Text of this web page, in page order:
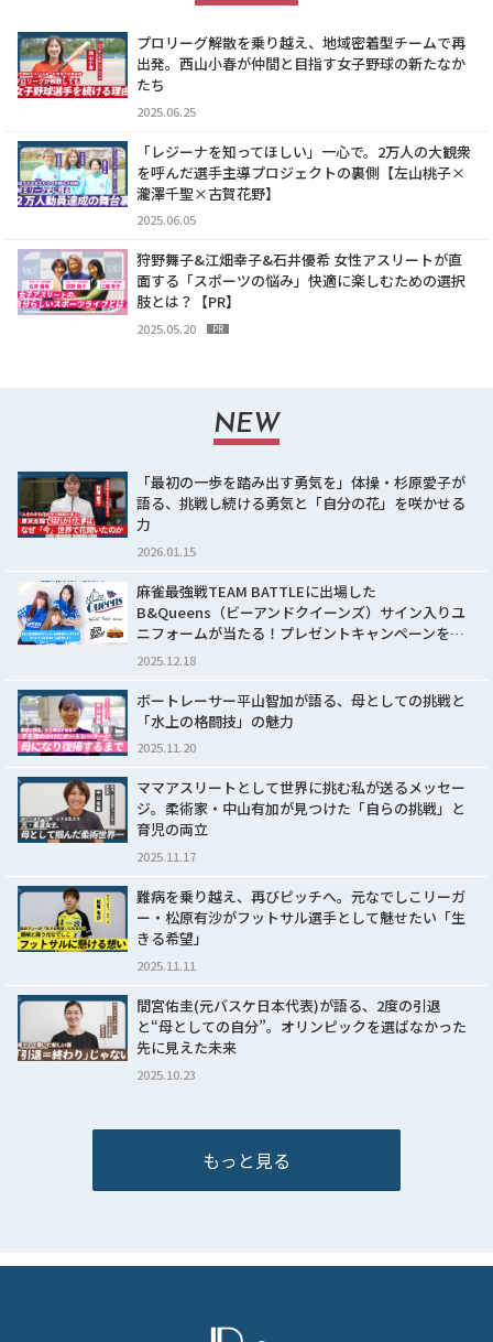
プロリーグ解散を乗り越え、地域密着型チームで再
出発。西山小春が仲間と目指す女子野球の新たなか
たち
2025.06.25
「レジーナを知ってほしい」一心で。2万人の大観衆
を呼んだ選手主導プロジェクトの裏側【左山桃子×
瀧澤千聖×古賀花野】
2025.06.05
狩野舞子&江畑幸子&石井優希 女性アスリートが直
面する「スポーツの悩み」快適に楽しむための選択
肢とは？【PR】
2025.05.20 PR
NEW
「最初の一歩を踏み出す勇気を」体操・杉原愛子が
語る、挑戦し続ける勇気と「自分の花」を咲かせる
力
2026.01.15
麻雀最強戦TEAM BATTLEに出場した
B&Queens（ビーアンドクイーンズ）サイン入りユ
ニフォームが当たる！プレゼントキャンペーンを…
2025.12.18
ボートレーサー平山智加が語る、母としての挑戦と
「水上の格闘技」の魅力
2025.11.20
ママアスリートとして世界に挑む私が送るメッセー
ジ。柔術家・中山有加が見つけた「自らの挑戦」と
育児の両立
2025.11.17
難病を乗り越え、再びピッチへ。元なでしこリーガ
ー・松原有沙がフットサル選手として魅せたい「生
きる希望」
2025.11.11
間宮佑圭(元バスケ日本代表)が語る、2度の引退
と“母としての自分”。オリンピックを選ばなかった
先に見えた未来
2025.10.23
もっと見る